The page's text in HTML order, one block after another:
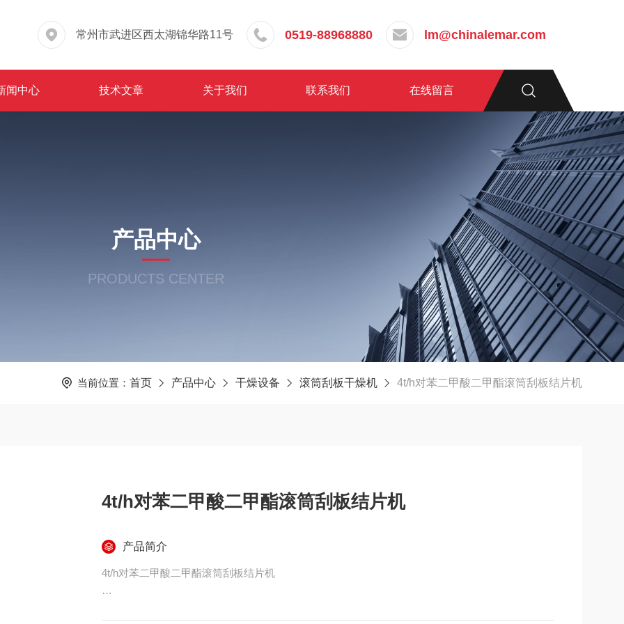
常州市武进区西太湖锦华路11号 0519-88968880 lm@chinalemar.com
闻中心 技术文章 关于我们 联系我们 在线留言
产品中心
PRODUCTS CENTER
当前位置： 首页 产品中心 干燥设备 滚筒刮板干燥机 4t/h对苯二甲酸二甲酯滚筒刮板结片机
4t/h对苯二甲酸二甲酯滚筒刮板结片机
产品简介
4t/h对苯二甲酸二甲酯滚筒刮板结片机